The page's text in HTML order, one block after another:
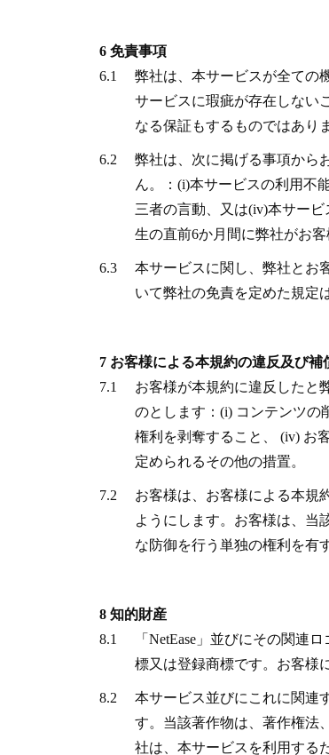
6 免責事項
6.1
弊社は、本サービスが全ての
サービスに瑕疵が存在しない
なる保証もするものではあり
6.2
弊社は、次に掲げる事項から
ん。：(i)本サービスの利用不
三者の言動、又は(iv)本サー
生の直前6か月間に弊社がお
6.3
本サービスに関し、弊社とお
いて弊社の免責を定めた規定
7 お客様による本規約の違反及び補
7.1
お客様が本規約に違反したと
のとします：(i) コンテンツの
権利を剥奪すること、 (iv) お
定められるその他の措置。
7.2
お客様は、お客様による本規
ようにします。お客様は、当
な防御を行う単独の権利を有
8 知的財産
8.1
「NetEase」並びにその関連
標又は登録商標です。お客様
8.2
本サービス並びにこれに関連
す。当該著作物は、著作権法
社は、本サービスを利用する